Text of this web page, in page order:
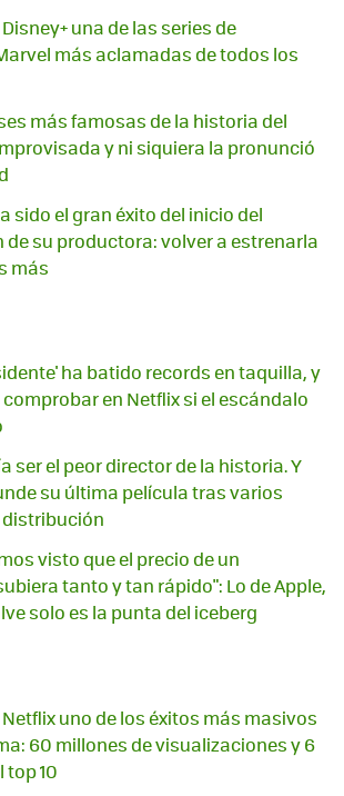
una de las series de
más aclamadas de todos los
más famosas de la historia del
y ni siquiera la pronunció
sido el gran éxito del inicio del
de su productora: volver a estrenarla
más
ha batido records en taquilla, y
en Netflix si el escándalo
ser el peor director de la historia. Y
su última película tras varios
visto que el precio de un
tanto y tan rápido": Lo de Apple,
solo es la punta del iceberg
uno de los éxitos más masivos
60 millones de visualizaciones y 6
top 10